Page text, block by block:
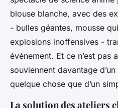
blouse blanche, avec des
- bulles géantes, mousse
explosions inoffensives -
événement. Et ce n’est pas
souviennent davantage
quelque chose que d’un
La solution des ateliers